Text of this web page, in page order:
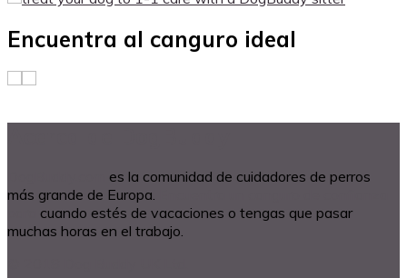
Encuentra al canguro ideal
es la comunidad de cuidadores de perros
más grande de Europa.
cuando estés de vacaciones o tengas que pasar
muchas horas en el trabajo.